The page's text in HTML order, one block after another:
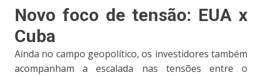
Novo foco de tensão: EUA x
Cuba
Ainda no campo geopolítico,os investidores também
acompanham a escalada nas tensões entre o